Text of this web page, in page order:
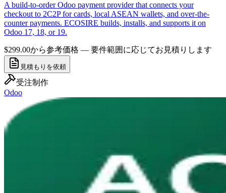
A build-to-order Odoo payment provider that connects your
checkout to 2C2P for cards, local ASEAN wallets, and over-the-
counter payments. ECOSIRE builds, installs, and supports it on
Odoo 17, 18, or 19.
$299.00から参考価格 — 要件範囲に応じてお見積りします
見積もりを依頼
受注制作
Odoo